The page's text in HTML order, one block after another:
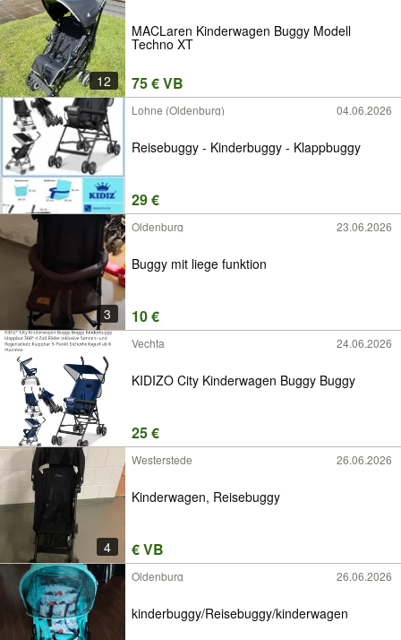
12
MACLaren Kinderwagen Buggy Modell
Techno XT
75 € VB
Lohne (Oldenburg) 04.06.2026
Reisebuggy - Kinderbuggy - Klappbuggy
29 €
3
Oldenburg 23.06.2026
Buggy mit liege funktion
10 €
Vechta 24.06.2026
KIDIZO City Kinderwagen Buggy Buggy
25 €
4
Westerstede 26.06.2026
Kinderwagen, Reisebuggy
€ VB
Oldenburg 26.06.2026
kinderbuggy/Reisebuggy/kinderwagen